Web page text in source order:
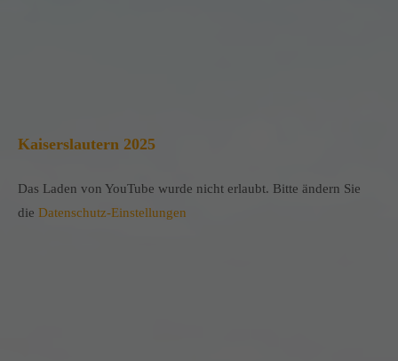
Kaiserslautern 2025
Das Laden von YouTube wurde nicht erlaubt. Bitte ändern Sie
die Datenschutz-Einstellungen